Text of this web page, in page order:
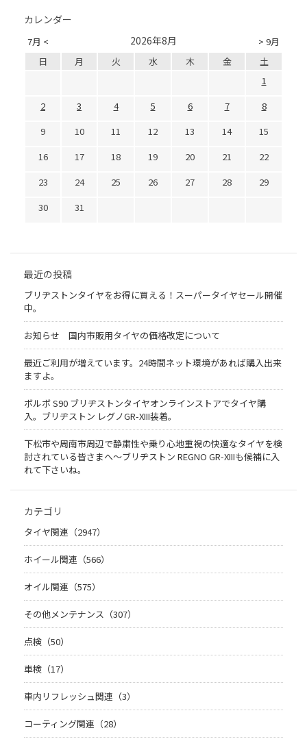
カレンダー
7月 < > 9月
2026年8月
日 月 火 水 木 金
土
1
2
3 4 5 6 7
8
9
10 11 12 13 14
15
16
17 18 19 20 21
22
23
24 25 26 27 28
29
30
31
最近の投稿
ブリヂストンタイヤをお得に買える！スーパータイヤセール開催
中。
お知らせ 国内市販用タイヤの価格改定について
最近ご利用が増えています。24時間ネット環境があれば購入出来
ますよ。
ボルボ S90 ブリヂストンタイヤオンラインストアでタイヤ購
入。ブリヂストン レグノGR-XIII装着。
下松市や周南市周辺で静粛性や乗り心地重視の快適なタイヤを検
討されている皆さまへ〜ブリヂストン REGNO GR-XIIIも候補に入
れて下さいね。
カテゴリ
タイヤ関連（2947）
ホイール関連（566）
オイル関連（575）
その他メンテナンス（307）
点検（50）
車検（17）
車内リフレッシュ関連（3）
コーティング関連（28）